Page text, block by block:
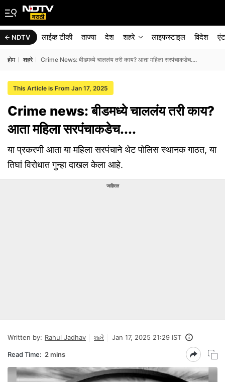
NDTV लाईव्ह टीव्ही ताज्या देश शहरे लाइफस्टाइल विदेश
होम शहरे Crime News: बीडमध्ये चाललंय तरी काय? आता महिला सरपंचाकडेच....
This Article is From Jan 17, 2025
Crime news: बीडमध्ये चाललंय तरी काय?
आता महिला सरपंचाकडेच....
या प्रकरणी आता या महिला सरपंचाने थेट पोलिस स्थानक गाठत, या
तिघां विरोधात गुन्हा दाखल केला आहे.
जाहिरात
Written by: Rahul Jadhav शहरे Jan 17, 2025 21:29 IST
Read Time: 2 mins